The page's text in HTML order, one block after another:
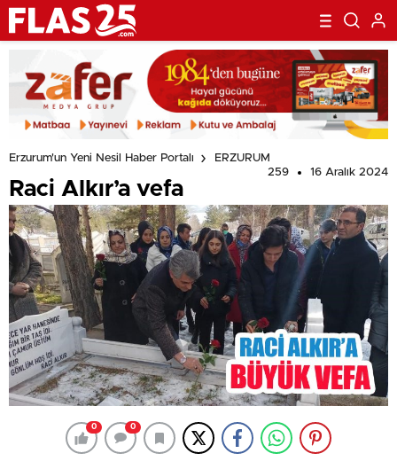
Erzurum'un Yeni Nesil Haber Portalı
ERZURUM
259
16 Aralık 2024
Raci Alkır’a vefa
0 0